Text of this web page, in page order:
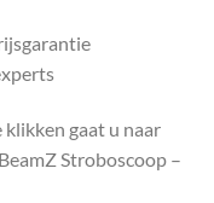
klikken gaat u naar
Stroboscoop –